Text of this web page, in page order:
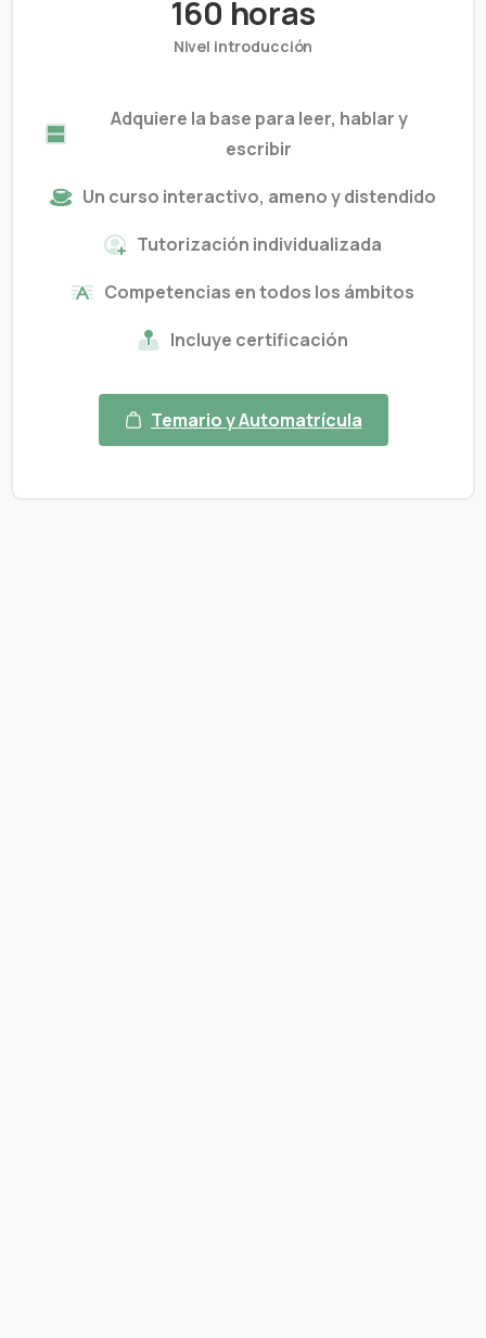
160 horas
Nivel introducción
Adquiere la base para leer, hablar y
escribir
Un curso interactivo, ameno y distendido
Tutorización individualizada
Competencias en todos los ámbitos
Incluye certificación
Temario y Automatrícula